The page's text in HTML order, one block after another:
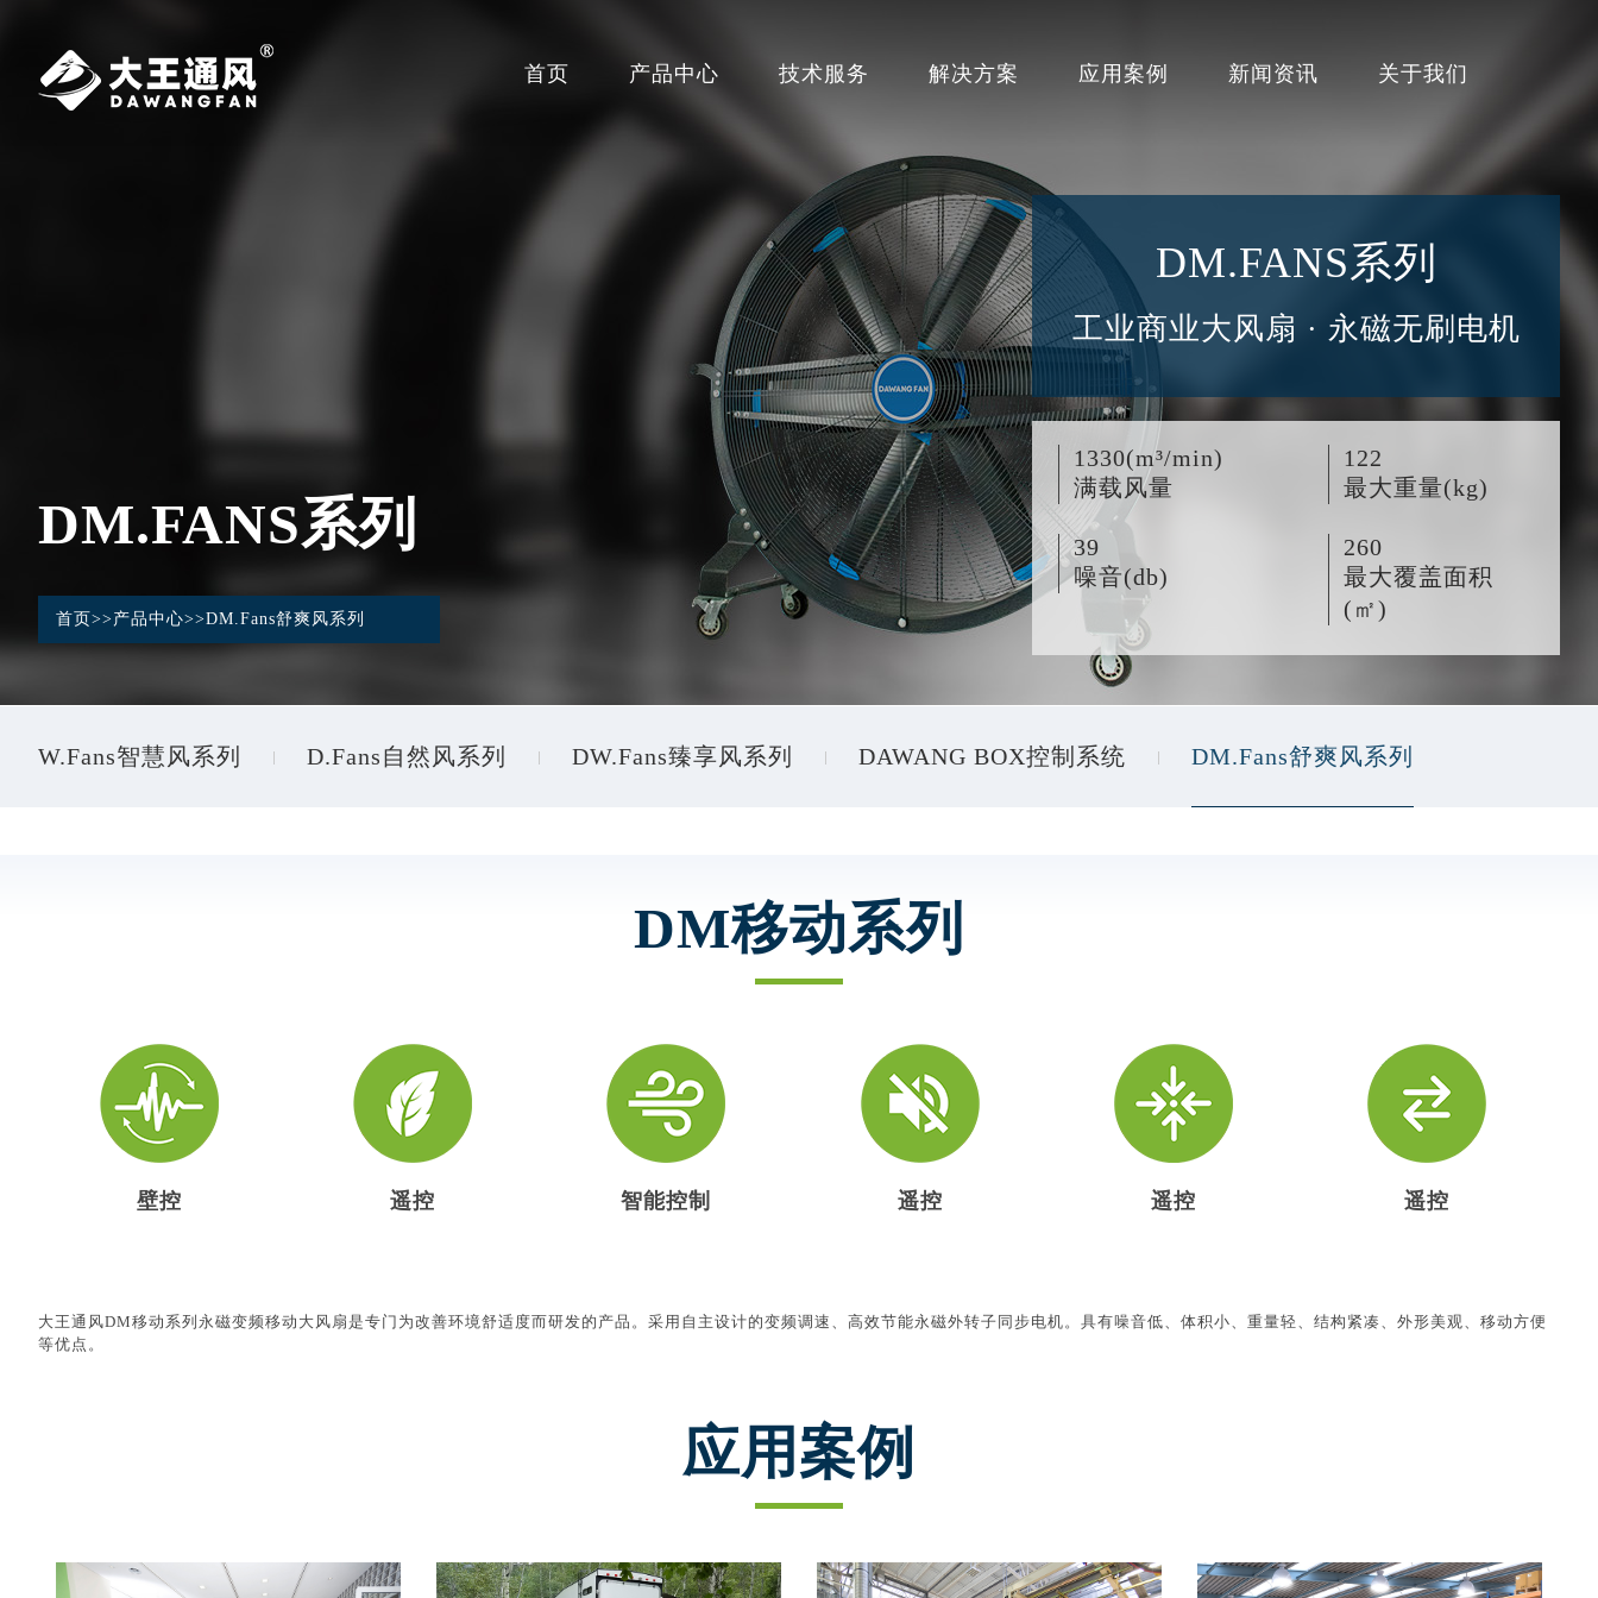
首页 产品中心 技术服务 解决方案 应用案例 新闻资讯 关于我们
DM.FANS系列
首页>> 产品中心>>DM.Fans舒爽风系列
DM.FANS系列
工业商业大风扇 · 永磁无刷电机
1330(m³/min)
满载风量
122
最大重量(kg)
39
噪音(db)
260
最大覆盖面积
(㎡)
W.Fans智慧风系列 D.Fans自然风系列 DW.Fans臻享风系列 DAWANG BOX控制系统 DM.Fans舒爽风系列
DM移动系列
壁控 遥控 智能控制 遥控 遥控 遥控
大王通风DM移动系列永磁变频移动大风扇是专门为改善环境舒适度而研发的产品。采用自主设计的变频调速、高效节能永磁外转子同步电机。具有噪音低、体积小、重量轻、结构紧凑、外形美观、移动方便
等优点。
应用案例